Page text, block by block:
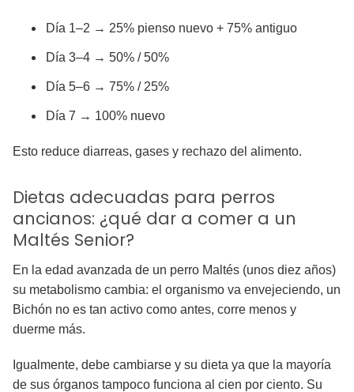
Día 1–2 → 25% pienso nuevo + 75% antiguo
Día 3–4 → 50% / 50%
Día 5–6 → 75% / 25%
Día 7 → 100% nuevo
Esto reduce diarreas, gases y rechazo del alimento.
Dietas adecuadas para perros
ancianos: ¿qué dar a comer a un
Maltés Senior?
En la edad avanzada de un perro Maltés (unos diez años)
su metabolismo cambia: el organismo va envejeciendo, un
Bichón no es tan activo como antes, corre menos y
duerme más.
Igualmente, debe cambiarse y su dieta ya que la mayoría
de sus órganos tampoco funciona al cien por ciento. Su